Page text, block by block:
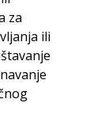
za
ili